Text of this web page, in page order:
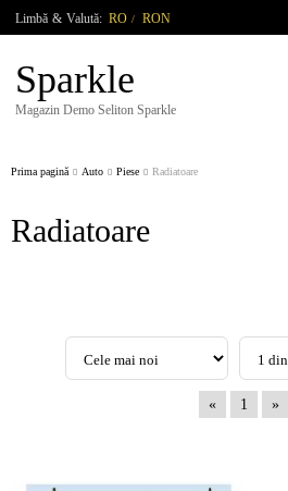
Limbă & Valută: RO / RON
Sparkle
Magazin Demo Seliton Sparkle
Prima pagină Auto Piese Radiatoare
Radiatoare
« 1 »